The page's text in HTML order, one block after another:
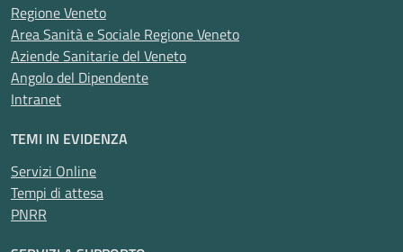
Regione Veneto
Area Sanità e Sociale Regione Veneto
Aziende Sanitarie del Veneto
Angolo del Dipendente
Intranet
TEMI IN EVIDENZA
Servizi Online
Tempi di attesa
PNRR